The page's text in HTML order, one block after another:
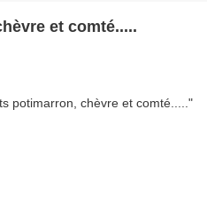
et comté.....